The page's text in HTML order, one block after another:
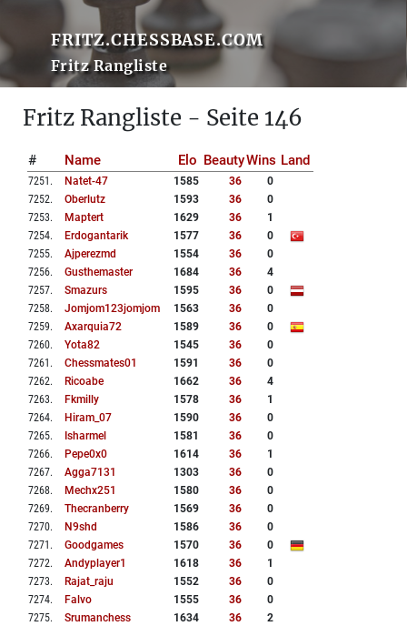
FRITZ.CHESSBASE.COM
Fritz Rangliste
Fritz Rangliste - Seite 146
# Name Elo BeautyWins Land
7251 . Natet-47 1585 36
0
7252. Oberlutz 1593 36
0
7253. Maptert 1629 36
1
7254. Erdogantarik 1577 36
0
7255. Ajperezmd 1554 36
0
7256. Gusthemaster 1684 36
4
7257. Smazurs 1595 36
0
7258. Jomjom123jomjom 1563 36
0
7259. Axarquia72 1589 36
0
7260. Yota82 1545 36
0
7261 . Chessmates01 1591 36
0
7262. Ricoabe 1662 36
4
7263. Fkmilly 1578 36
1
7264. Hiram_07 1590 36
0
7265. Isharmel 1581 36
0
7266. Pepe0x0 1614 36
1
7267. Agga7131 1303 36
0
7268. Mechx251 1580 36
0
7269. Thecranberry 1569 36
0
7270. N9shd 1586 36
0
7271 . Goodgames 1570 36
0
7272. Andyplayer1 1618 36
1
7273. Rajat_raju 1552 36
0
7274. Falvo 1555 36
0
7275. Srumanchess 1634 36 2